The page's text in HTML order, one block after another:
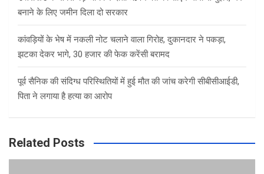
बनाने के लिए जमीन दिला दो सरकार
कांवड़ियों के भेष में नकली नोट चलाने वाला गिरोह, दुकानदार ने पकड़ा,
झटका देकर भागे, 30 हजार की फेक करेंसी बरामद
पूर्व सैनिक की संदिग्ध परिस्थितियों में हुई मौत की जांच करेगी सीबीसीआईडी,
पिता ने लगाया है हत्या का आरोप
Related Posts